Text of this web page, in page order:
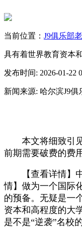
当前位置： J9俱乐部
具有着世界教育资本
发布时间: 2026-01-22
新闻来源: 哈尔滨J9
本文将细致引见
前期需要破费的费
【查看详情】中
情】做为一个国际
的预备。无疑是一
资本和高程度的大
是不是“逆袭”名校